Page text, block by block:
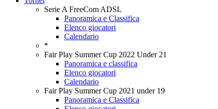
Serie A FreeCom ADSL
Panoramica e Classifica
Elenco giocatori
Calendario
*
Fair Play Summer Cup 2022 Under 21
Panoramica e classifica
Elenco giocatori
Calendario
Fair Play Summer Cup 2021 under 19
Panoramica e Classifica